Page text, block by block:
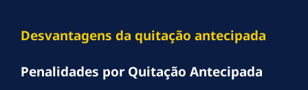
Desvantagens da quitação antecipada
Penalidades por Quitação Antecipada